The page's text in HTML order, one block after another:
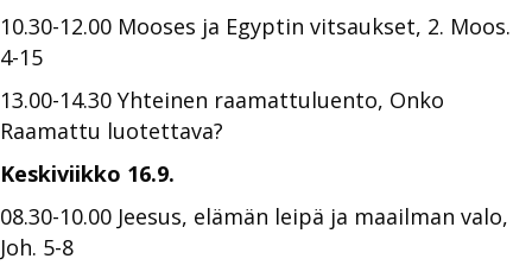
10.30-12.00 Mooses ja Egyptin vitsaukset, 2. Moos.
4-15
13.00-14.30 Yhteinen raamattuluento, Onko
Raamattu luotettava?
Keskiviikko 16.9.
08.30-10.00 Jeesus, elämän leipä ja maailman valo,
Joh. 5-8